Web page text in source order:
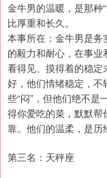
金牛男的温暖，是那种
比厚重和长久。
本事所在：金牛男是
的毅力和耐心，在事
看得见、摸得着的稳
好，他们情绪稳定，
些“闷”，但他们绝不
得你爱吃的菜，默默
靠。他们的温柔，是历
第三名：天秤座